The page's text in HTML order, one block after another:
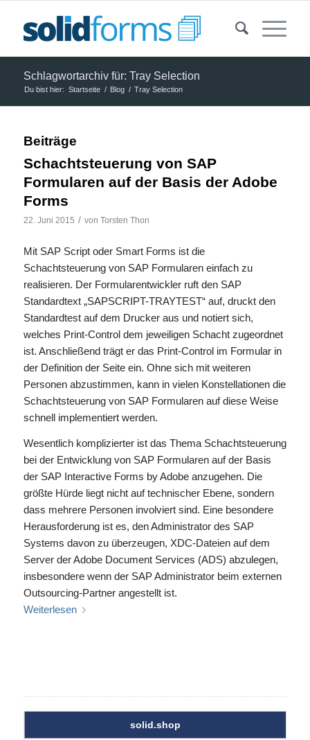
Schlagwortarchiv für: Tray Selection
Du bist hier: Startseite / Blog / Tray Selection
Beiträge
Schachtsteuerung von SAP
Formularen auf der Basis der Adobe
Forms
22. Juni 2015 / von Torsten Thon
Mit SAP Script oder Smart Forms ist die
Schachtsteuerung von SAP Formularen einfach zu
realisieren. Der Formularentwickler ruft den SAP
Standardtext „SAPSCRIPT-TRAYTEST“ auf, druckt den
Standardtest auf dem Drucker aus und notiert sich,
welches Print-Control dem jeweiligen Schacht zugeordnet
ist. Anschließend trägt er das Print-Control im Formular in
der Definition der Seite ein. Ohne sich mit weiteren
Personen abzustimmen, kann in vielen Konstellationen die
Schachtsteuerung von SAP Formularen auf diese Weise
schnell implementiert werden.
Wesentlich komplizierter ist das Thema Schachtsteuerung
bei der Entwicklung von SAP Formularen auf der Basis
der SAP Interactive Forms by Adobe anzugehen. Die
größte Hürde liegt nicht auf technischer Ebene, sondern
dass mehrere Personen involviert sind. Eine besondere
Herausforderung ist es, den Administrator des SAP
Systems davon zu überzeugen, XDC-Dateien auf dem
Server der Adobe Document Services (ADS) abzulegen,
insbesondere wenn der SAP Administrator beim externen
Outsourcing-Partner angestellt ist.
Weiterlesen
solid.shop